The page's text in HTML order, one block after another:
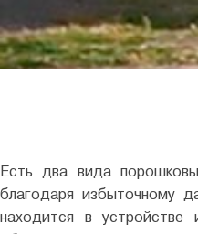
Есть два вида
благодаря избыточному
находится в устройстве